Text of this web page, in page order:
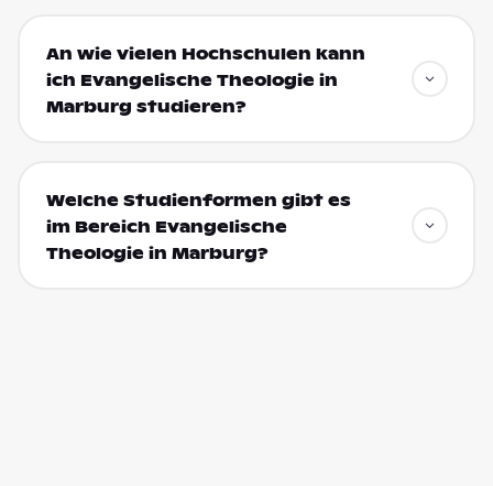
An wie vielen Hochschulen kann
ich Evangelische Theologie in
Marburg studieren?
Welche Studienformen gibt es
im Bereich Evangelische
Theologie in Marburg?